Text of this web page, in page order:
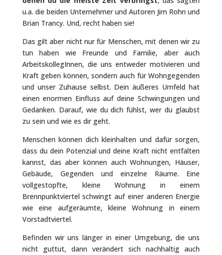
u.a. die beiden Unternehmer und Autoren Jim Rohn und
Brian Trancy. Und, recht haben sie!
Das gilt aber nicht nur für Menschen, mit denen wir zu
tun haben wie Freunde und Familie, aber auch
ArbeitskollegInnen, die uns entweder motivieren und
Kraft geben können, sondern auch für Wohngegenden
und unser Zuhause selbst. Dein äußeres Umfeld hat
einen enormen Einfluss auf deine Schwingungen und
Gedanken. Darauf, wie du dich fühlst, wer du glaubst
zu sein und wie es dir geht.
Menschen können dich kleinhalten und dafür sorgen,
dass du dein Potenzial und deine Kraft nicht entfalten
kannst, das aber können auch Wohnungen, Häuser,
Gebäude, Gegenden und einzelne Räume. Eine
vollgestopfte, kleine Wohnung in einem
Brennpunktviertel schwingt auf einer anderen Energie
wie eine aufgeräumte, kleine Wohnung in einem
Vorstadtviertel.
Befinden wir uns länger in einer Umgebung, die uns
nicht guttut, dann verändert sich nachhaltig auch